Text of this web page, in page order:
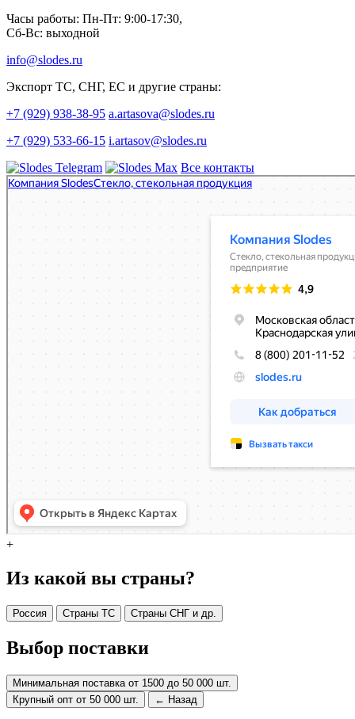
Часы работы: Пн-Пт: 9:00-17:30,
Сб-Вс: выходной
info@slodes.ru
Экспорт ТС, СНГ, ЕС и другие страны:
+7 (929) 938-38-95 a.artasova@slodes.ru
+7 (929) 533-66-15 i.artasov@slodes.ru
Все контакты
+
Из какой вы страны?
Россия Страны ТС Страны СНГ и др.
Выбор поставки
Минимальная поставка от 1500 до 50 000 шт.
Крупный опт от 50 000 шт.
← Назад